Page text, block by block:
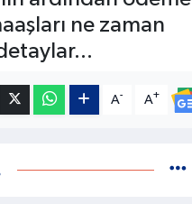
ne zaman
A- A+